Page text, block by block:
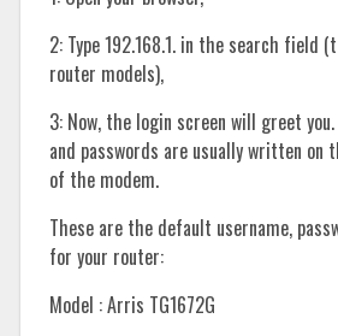
2: Type 192.168.1. in the search field
router models),
3: Now, the login screen will greet
and passwords are usually written on
of the modem.
These are the default username,
for your router:
Model : Arris TG1672G